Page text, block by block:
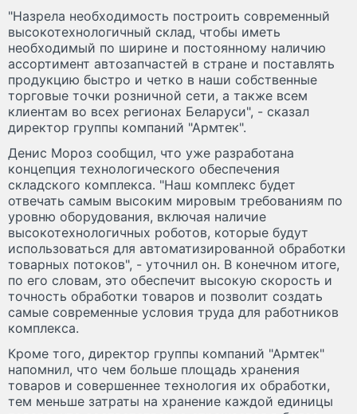
"Назрела необходимость построить современный
высокотехнологичный склад, чтобы иметь
необходимый по ширине и постоянному наличию
ассортимент автозапчастей в стране и поставлять
продукцию быстро и четко в наши собственные
торговые точки розничной сети, а также всем
клиентам во всех регионах Беларуси", - сказал
директор группы компаний "Армтек".
Денис Мороз сообщил, что уже разработана
концепция технологического обеспечения
складского комплекса. "Наш комплекс будет
отвечать самым высоким мировым требованиям по
уровню оборудования, включая наличие
высокотехнологичных роботов, которые будут
использоваться для автоматизированной обработки
товарных потоков", - уточнил он. В конечном итоге,
по его словам, это обеспечит высокую скорость и
точность обработки товаров и позволит создать
самые современные условия труда для работников
комплекса.
Кроме того, директор группы компаний "Армтек"
напомнил, что чем больше площадь хранения
товаров и совершеннее технология их обработки,
тем меньше затраты на хранение каждой единицы